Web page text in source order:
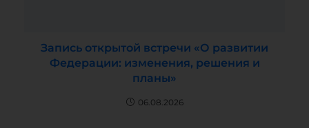
Запись открытой встречи «О развитии
Федерации: изменения, решения и
планы»
06.08.2026